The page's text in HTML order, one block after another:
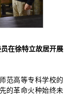
徐特立故居开展
范高等专科学校的
的革命火种始终未